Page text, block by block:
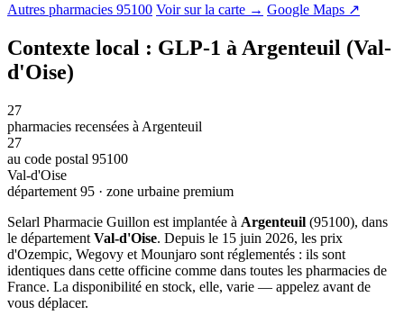
Autres pharmacies 95100 Voir sur la carte → Google Maps ↗
Contexte local : GLP-1 à Argenteuil (Val-
d'Oise)
27
pharmacies recensées à Argenteuil
27
au code postal 95100
Val-d'Oise
département 95 · zone urbaine premium
Selarl Pharmacie Guillon est implantée à Argenteuil (95100), dans
le département Val-d'Oise. Depuis le 15 juin 2026, les prix
d'Ozempic, Wegovy et Mounjaro sont réglementés : ils sont
identiques dans cette officine comme dans toutes les pharmacies de
France. La disponibilité en stock, elle, varie — appelez avant de
vous déplacer.